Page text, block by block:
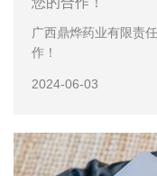
广西鼎烨药业有限责
作！
2024-06-03